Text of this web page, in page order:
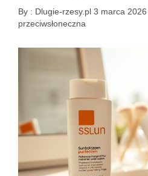
By : Dlugie-rzesy.pl 3 marca 2026
przeciwsłoneczna